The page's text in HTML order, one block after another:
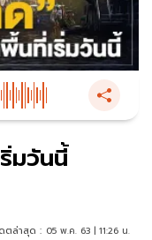
มวันนี้
ตล่าสุด : 05 พ.ค. 63 | 11:26 น.